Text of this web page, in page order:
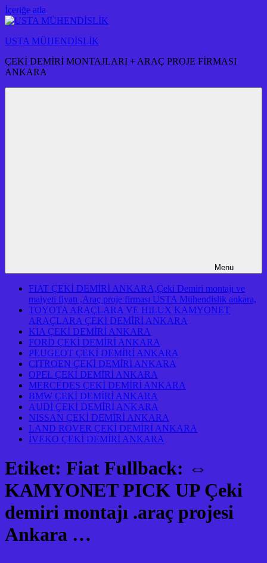
İçeriğe atla
USTA MÜHENDİSLİK
ÇEKİ DEMİRİ MONTAJLARI + ARAÇ PROJE FİRMASI
ANKARA
Menü
FIAT ÇEKİ DEMİRİ ANKARA,Çeki Demiri montajı ve
maiyeti fiyatı ,Araç proje firması USTA Mühendislik ankara,
TOYOTA ARAÇLARA VE HILUX KAMYONET
ARAÇLARA ÇEKİ DEMİRİ ANKARA
KIA ÇEKİ DEMİRİ ANKARA
FORD ÇEKİ DEMİRİ ANKARA
PEUGEOT ÇEKİ DEMİRİ ANKARA
CITROEN ÇEKİ DEMİRİ ANKARA
OPEL ÇEKİ DEMİRİ ANKARA
MERCEDES ÇEKİ DEMİRİ ANKARA
BMW ÇEKİ DEMİRİ ANKARA
AUDİ ÇEKİ DEMİRİ ANKARA
NISSAN ÇEKİ DEMİRİ ANKARA
LAND ROVER ÇEKİ DEMİRİ ANKARA
İVEKO ÇEKİ DEMİRİ ANKARA
Etiket: Fiat Fullback: ⇔
KAMYONET PICK UP Çeki
demiri montajı .araç projesi
Ankara …